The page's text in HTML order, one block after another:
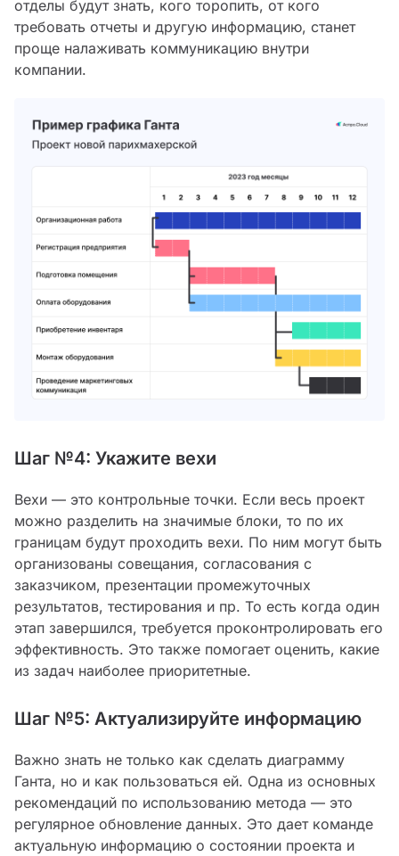
отделы будут знать, кого торопить, от кого
требовать отчеты и другую информацию, станет
проще налаживать коммуникацию внутри
компании.
Шаг №4: Укажите вехи
Вехи — это контрольные точки. Если весь проект
можно разделить на значимые блоки, то по их
границам будут проходить вехи. По ним могут быть
организованы совещания, согласования с
заказчиком, презентации промежуточных
результатов, тестирования и пр. То есть когда один
этап завершился, требуется проконтролировать его
эффективность. Это также помогает оценить, какие
из задач наиболее приоритетные.
Шаг №5: Актуализируйте информацию
Важно знать не только как сделать диаграмму
Ганта, но и как пользоваться ей. Одна из основных
рекомендаций по использованию метода — это
регулярное обновление данных. Это дает команде
актуальную информацию о состоянии проекта и